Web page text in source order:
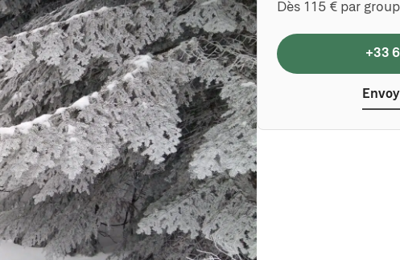
Dès 115 € par
+33